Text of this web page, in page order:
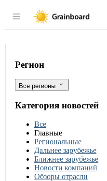
Раздел
Производители
Фильтры
Регион
Все регионы
Категория новостей
Все
Главные
Региональные
Дальнее зарубежье
Ближнее зарубежье
Новости компаний
Обзоры отрасли